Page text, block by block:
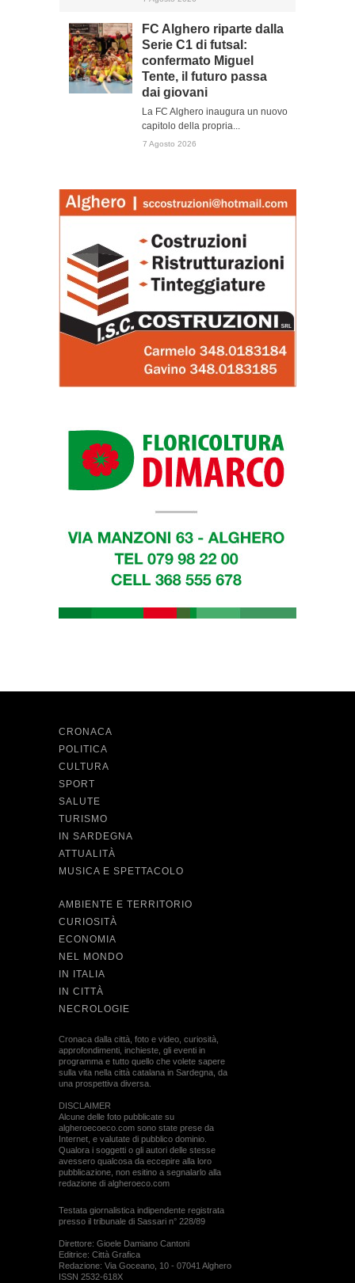
FC Alghero riparte dalla
Serie C1 di futsal:
confermato Miguel
Tente, il futuro passa
dai giovani
La FC Alghero inaugura un nuovo
capitolo della propria...
7 Agosto 2026
CRONACA
POLITICA
CULTURA
SPORT
SALUTE
TURISMO
IN SARDEGNA
ATTUALITÀ
MUSICA E SPETTACOLO
AMBIENTE E TERRITORIO
CURIOSITÀ
ECONOMIA
NEL MONDO
IN ITALIA
IN CITTÀ
NECROLOGIE
Cronaca dalla città, foto e video, curiosità,
approfondimenti, inchieste, gli eventi in
programma e tutto quello che volete sapere
sulla vita nella città catalana in Sardegna, da
una prospettiva diversa.
DISCLAIMER
Alcune delle foto pubblicate su
algheroecoeco.com sono state prese da
Internet, e valutate di pubblico dominio.
Qualora i soggetti o gli autori delle stesse
avessero qualcosa da eccepire alla loro
pubblicazione, non esitino a segnalarlo alla
redazione di algheroeco.com
Testata giornalistica indipendente registrata
presso il tribunale di Sassari n° 228/89
Direttore: Gioele Damiano Cantoni
Editrice: Città Grafica
Redazione: Via Goceano, 10 - 07041 Alghero
ISSN 2532-618X